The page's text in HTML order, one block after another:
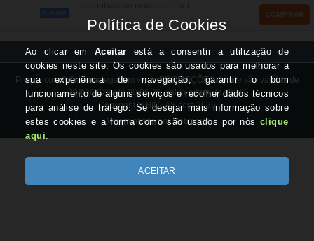
PROMO COMPRAR
Preços com IVA à taxa legal em vigor. PROMOÇÕES do site são válidas de
20/03/2026 até 20/06/26, salvo rutura de stock.
Copyright © BICLAS.com 2026
Desenvolvido por Optimeios